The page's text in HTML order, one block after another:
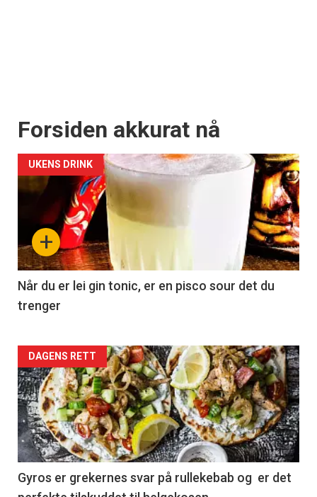
Forsiden akkurat nå
+
UKENS DRINK
Når du er lei gin tonic, er en pisco sour det du
trenger
Forsiden
akkurat
nå
-
2
DAGENS RETT
Gyros er grekernes svar på rullekebab og er det